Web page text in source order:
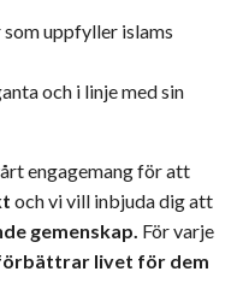
uppfyller islams
och i linje med sin
engagemang för att
och vi vill inbjuda dig att
gemenskap. För varje
livet för dem